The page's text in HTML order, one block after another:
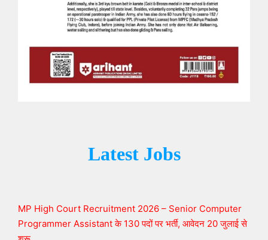
Latest Jobs
MP High Court Recruitment 2026 – Senior Computer
Programmer Assistant के 130 पदों पर भर्ती, आवेदन 20 जुलाई से